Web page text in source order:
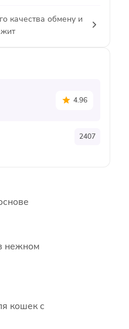
качества обмену и
4.96
2407
нежном
кошек с